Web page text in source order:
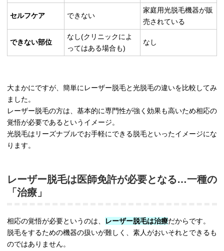
セルフケア できない
家庭用光脱毛機器が販
売されている
できない部位
なし(クリニックによ
ってはある場合も)
なし
大まかにですが、簡単にレーザー脱毛と光脱毛の違いを比較してみ
ました。
レーザー脱毛の方は、基本的に専門性が強く効果も高いため相応の
覚悟が必要であるというイメージ。
光脱毛はリーズナブルでお手軽にできる脱毛といったイメージにな
ります。
レーザー脱毛は医師免許が必要となる…一種の
「治療」
相応の覚悟が必要というのは、 レーザー脱毛は治療だからです。
脱毛をするための機器の扱いが難しく、素人がおいそれとできるも
のではありません。